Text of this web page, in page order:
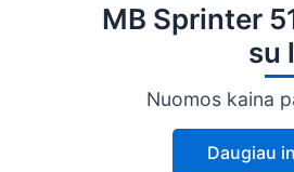
MB Sprinter
su
Nuomos kaina
Daugiau